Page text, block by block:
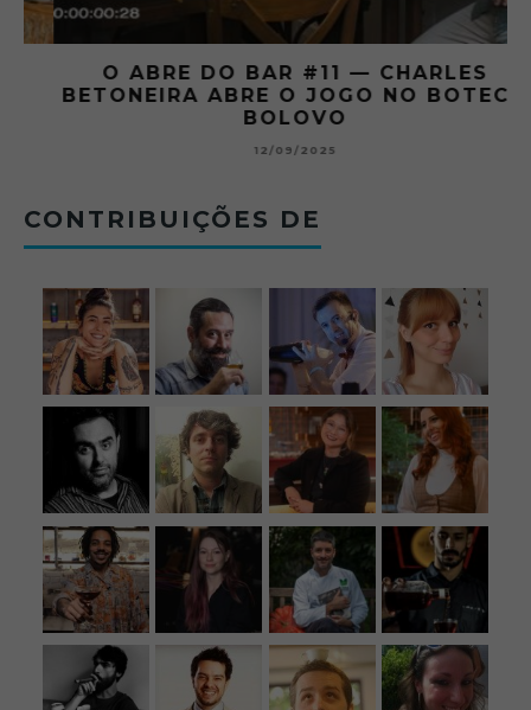
O ABRE DO BAR #11 — CHARLES
BETONEIRA ABRE O JOGO NO BOTECO
BOLOVO
12/09/2025
CONTRIBUIÇÕES DE